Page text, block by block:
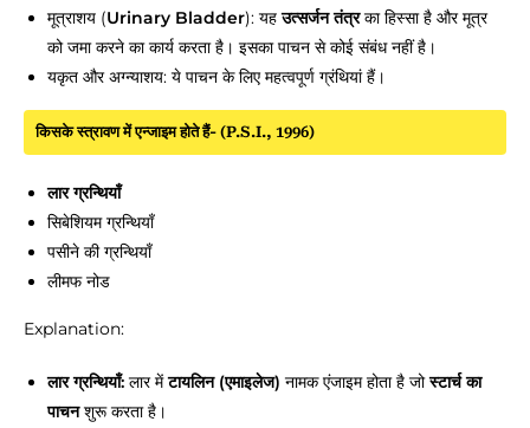
मूत्राशय (Urinary Bladder): यहउत्सर्जन तंत्रका हिस्सा है और मूत्र
को जमा करने का कार्य करता है। इसका पाचन से कोई संबंध नहीं है।
यकृत और अग्न्याशय: ये पाचन के लिए महत्वपूर्ण ग्रंथियां हैं।
किसके स्त्रावण में एन्जाइम होते हैं- (P.S.I., 1996)
लार ग्रन्थियाँ
सिबेशियम ग्रन्थियाँ
पसीने की ग्रन्थियाँ
लीमफ नोड
Explanation:
लार ग्रन्थियाँ: लार मेंटायलिन (एमाइलेज) नामक एंजाइम होता है जोस्टार्च का
पाचनशुरू करता है।